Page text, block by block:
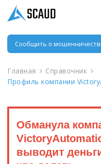
Сообщить о
Главная
Справочник
Профиль компании
Обманула
выводит